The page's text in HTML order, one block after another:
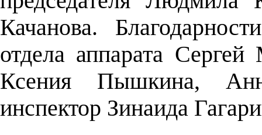
Качанова.
отдела аппарата
Ксения Пышкина,
инспектор Зинаида